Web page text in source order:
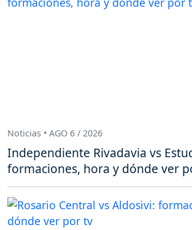
Noticias • AGO 6 / 2026
Independiente Rivadavia vs
formaciones, hora y dónde ver